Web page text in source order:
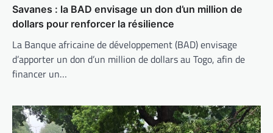
Savanes : la BAD envisage un don d’un million de
dollars pour renforcer la résilience
La Banque africaine de développement (BAD) envisage
d’apporter un don d’un million de dollars au Togo, afin de
financer un…